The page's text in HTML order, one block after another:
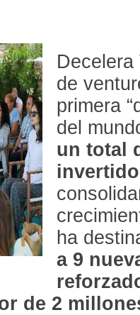
de
primera
del
un total
ha
a 9
de 2